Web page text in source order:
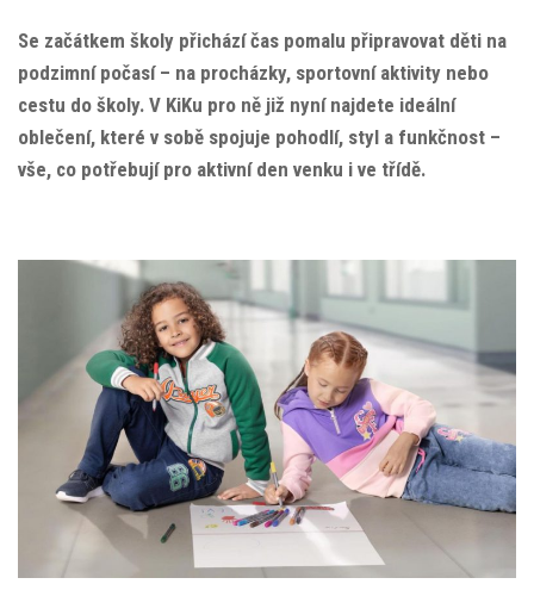
Se začátkem školy přichází čas pomalu připravovat děti na
podzimní počasí – na procházky, sportovní aktivity nebo
cestu do školy. V KiKu pro ně již nyní najdete ideální
oblečení, které v sobě spojuje pohodlí, styl a funkčnost –
vše, co potřebují pro aktivní den venku i ve třídě.